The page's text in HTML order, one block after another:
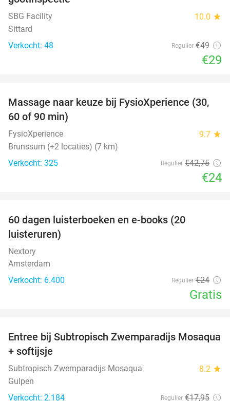
SBG Facility 10.0 star
Sittard
Verkocht: 48
Regulier €49
€29
44%
Massage naar keuze bij FysioXperience (30,
60 of 90 min)
FysioXperience 9.7 star
Brunssum (+2 locaties) (7 km)
Verkocht: 325
Regulier €42,75
€24
60 dagen luisterboeken en e-books (20
luisteruren)
Nextory
Amsterdam
Verkocht: 6.400
Regulier €24
Gratis
25%
Entree bij Subtropisch Zwemparadijs Mosaqua
+ softijsje
Subtropisch Zwemparadijs Mosaqua 8.2 star
Gulpen
Verkocht: 2.184
Regulier €17,95